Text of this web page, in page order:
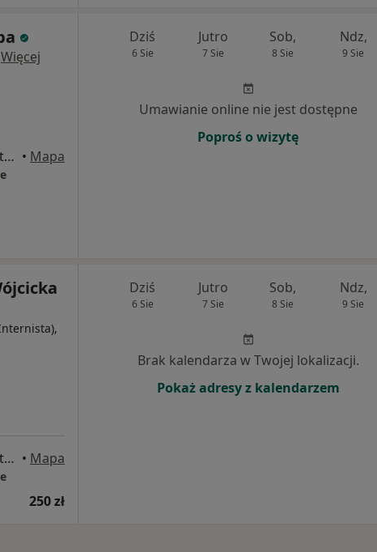
Więcej
Aleja gen. Antoniego Chruściela „Montera” 40, Warszawa • Mapa
Dziś
6 Sie
Jutro
7 Sie
Sob,
8 Sie
Ndz,
9 Sie
Umawianie online nie jest dostępne
Poproś o wizytę
Aleja gen. Antoniego Chruściela „Montera” 40, Warszawa • Mapa
250 zł
Dziś
6 Sie
Jutro
7 Sie
Sob,
8 Sie
Ndz,
9 Sie
Brak kalendarza w Twojej lokalizacji.
Pokaż adresy z kalendarzem